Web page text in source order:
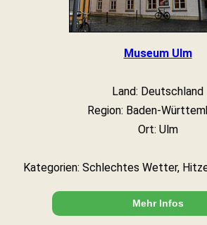
Museum Ulm
Land: Deutschland
Region: Baden-
Ort: Ulm
Kategorien: Schlechtes Wetter,
Mehr Infos